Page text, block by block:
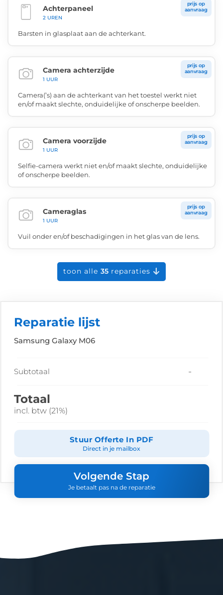
Achterpaneel
2 UREN
prijs op
aanvraag
Barsten in glasplaat aan de achterkant.
Camera achterzijde
1 UUR
prijs op
aanvraag
Camera(’s) aan de achterkant van het toestel werkt niet
en/of maakt slechte, onduidelijke of onscherpe beelden.
Camera voorzijde
1 UUR
prijs op
aanvraag
Selfie-camera werkt niet en/of maakt slechte, onduidelijke
of onscherpe beelden.
Cameraglas
1 UUR
prijs op
aanvraag
Vuil onder en/of beschadigingen in het glas van de lens.
toon alle 35 reparaties
Reparatie lijst
Samsung Galaxy M06
Subtotaal -
Totaal
incl. btw (21%)
Stuur Offerte In PDF
Direct in je mailbox
Volgende Stap
Je betaalt pas na de reparatie